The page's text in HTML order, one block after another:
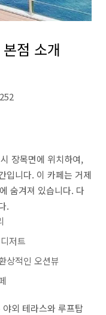
점 소개
장목면에 위치하여,
입니다. 이 카페는 거제
숨겨져 있습니다. 다
.
저트
상적인 오션뷰
외 테라스와 루프탑